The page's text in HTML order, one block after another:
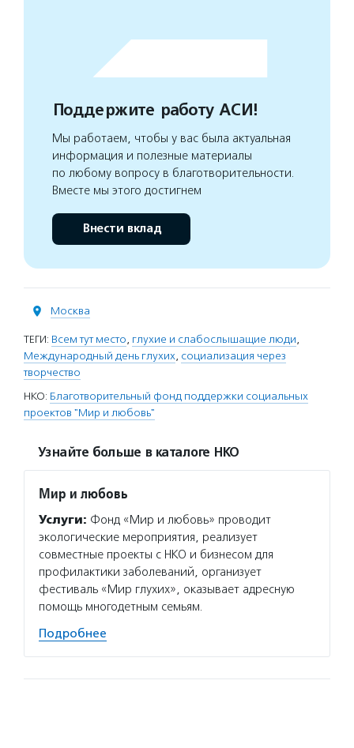
Поддержите работу АСИ!
Мы работаем, чтобы у вас была актуальная
информация и полезные материалы
по любому вопросу в благотворительности.
Вместе мы этого достигнем
Внести вклад
Москва
ТЕГИ: Всем тут место, глухие и слабослышащие люди,
Международный день глухих, социализация через
творчество
НКО: Благотворительный фонд поддержки социальных
проектов "Мир и любовь"
Узнайте больше в каталоге НКО
Мир и любовь
Услуги: Фонд «Мир и любовь» проводит
экологические мероприятия, реализует
совместные проекты с НКО и бизнесом для
профилактики заболеваний, организует
фестиваль «Мир глухих», оказывает адресную
помощь многодетным семьям.
Подробнее